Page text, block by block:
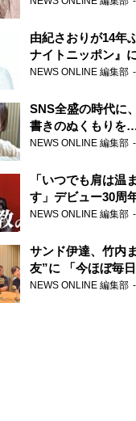
由紀さおりが14年
ナイトニッポン』
NEWS ONLINE 編集部
SNS全盛の時代に
書きのぬくもりを
直筆はがきが届く！
郵便局
NEWS ONLINE 編集部
「いつでも肩は温
す」デビュー30周
『オールナイトニ
NEWS ONLINE 編集部
サンド伊達、竹内
友”に 「今ほぼ毎
り取り明かす
NEWS ONLINE 編集部